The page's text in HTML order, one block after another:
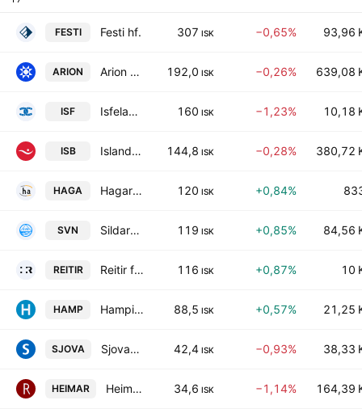
FESTI Festi hf. 307 ISK −0,65% 93,96
ARION Arion Banki hf 192,0 ISK −0,26% 639,08
ISF Isfelag hf. 160 ISK −1,23% 10,18
ISB Islandsbanki hf 144,8 ISK −0,28% 380,72
HAGA Hagar hf. 120 ISK +0,84%
SVN Sildarvinnslan hf. 119 ISK +0,85% 84,56
REITIR Reitir fasteignafelag hf 116 ISK +0,87% 10
HAMP Hampiajan hf 88,5 ISK +0,57% 21,25
SJOVA Sjova-Almennar tryggingar hf 42,4 ISK −0,93% 38,33
HEIMAR Heimar hf. 34,6 ISK −1,14% 164,39